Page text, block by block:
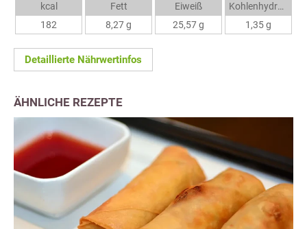
kcal
182
Fett
8,27 g
Eiweiß
25,57 g
Kohlenhydrate
1,35 g
Detaillierte Nährwertinfos
ÄHNLICHE REZEPTE